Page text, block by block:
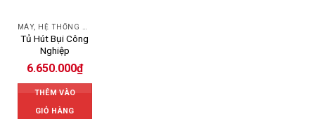
Tủ Hút Bụi Công
Nghiệp
6.650.000₫
THÊM VÀO
GIỎ HÀNG